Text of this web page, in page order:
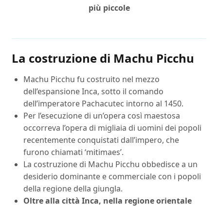
più piccole
La costruzione di Machu Picchu
Machu Picchu fu costruito nel mezzo
dell’espansione Inca, sotto il comando
dell’imperatore Pachacutec intorno al 1450.
Per l’esecuzione di un’opera così maestosa
occorreva l’opera di migliaia di uomini dei popoli
recentemente conquistati dall’impero, che
furono chiamati ‘mitimaes’.
La costruzione di Machu Picchu obbedisce a un
desiderio dominante e commerciale con i popoli
della regione della giungla.
Oltre alla città Inca, nella regione orientale